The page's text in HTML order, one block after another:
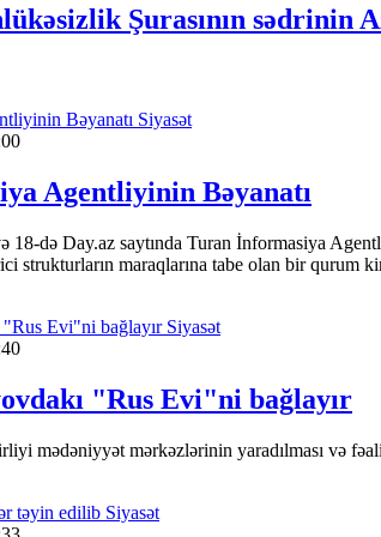
Şurasının sədrinin
Siyasət
Agentliyinin Bəyanatı
18-də Day.az saytında Turan İnformasiya
strukturların maraqlarına tabe olan bir qurum
Siyasət
"Rus Evi"ni bağlayır
mədəniyyət mərkəzlərinin yaradılması və
Siyasət